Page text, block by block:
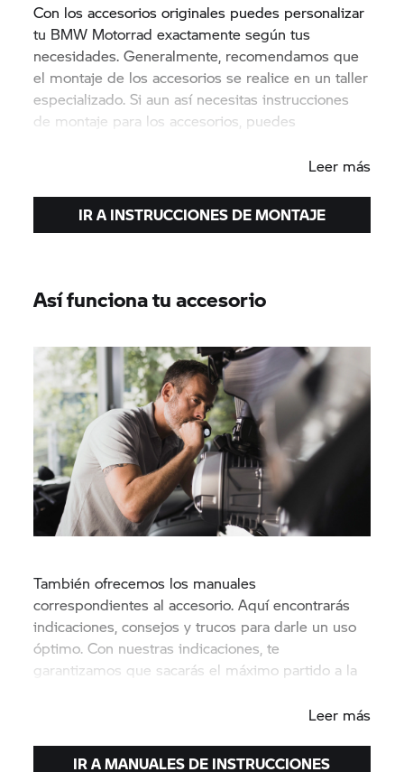
Con los accesorios originales puedes personalizar
tu BMW Motorrad exactamente según tus
necesidades. Generalmente, recomendamos que
el montaje de los accesorios se realice en un taller
especializado. Si aun así necesitas instrucciones
de montaje para los accesorios, puedes
Leer más
IR A INSTRUCCIONES DE MONTAJE
Así funciona tu accesorio
También ofrecemos los manuales
correspondientes al accesorio. Aquí encontrarás
indicaciones, consejos y trucos para darle un uso
óptimo. Con nuestras indicaciones, te
garantizamos que sacarás el máximo partido a la
Leer más
IR A MANUALES DE INSTRUCCIONES